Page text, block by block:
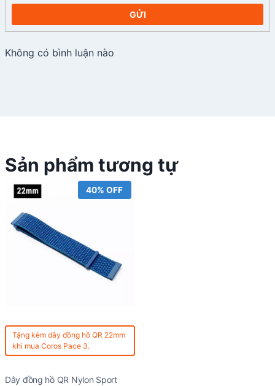
GỬI
Không có bình luận nào
Sản phẩm tương tự
40% OFF
Tặng kèm dây đồng hồ QR 22mm
khi mua Coros Pace 3.
Dây đồng hồ QR Nylon Sport